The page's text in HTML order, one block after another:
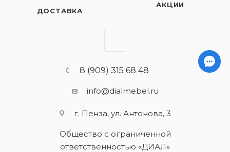
ДОСТАВКА
АКЦИИ
8 (909) 315 68 48
info@dialmebel.ru
г. Пенза, ул. Антонова, 3
Общество с ограниченной
ответственностью «ДИАЛ»